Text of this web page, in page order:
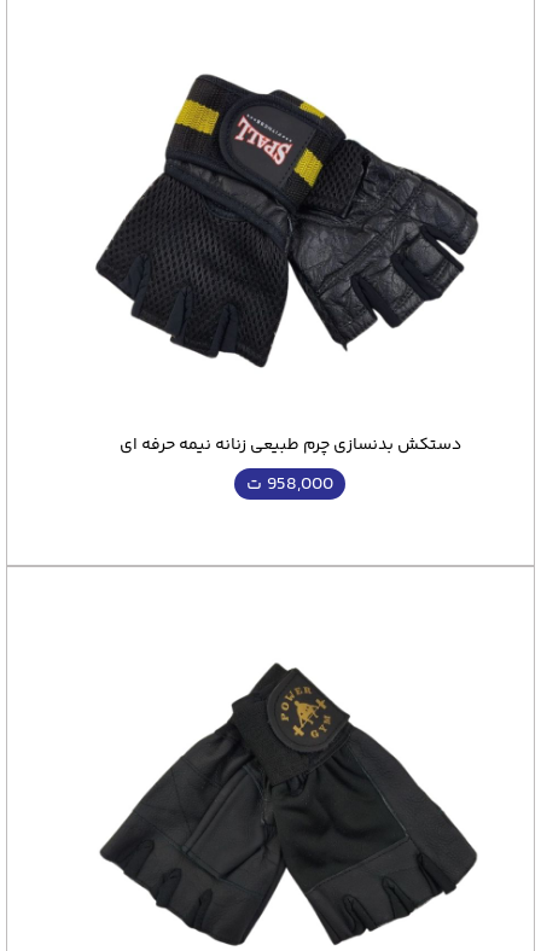
دستکش بدنسازی چرم طبیعی زنانه نیمه حرفه ای
958,000 ت